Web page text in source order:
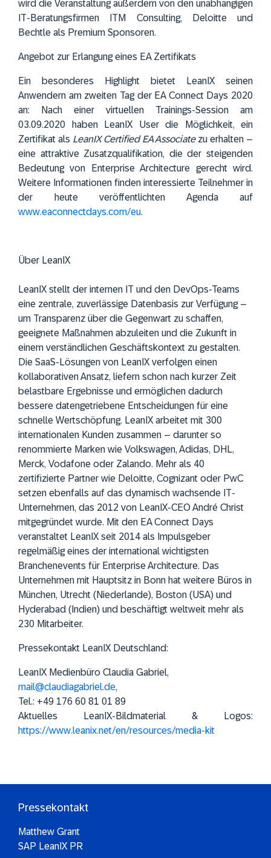
wird die Veranstaltung außerdem von den unabhängigen
IT-Beratungsfirmen
ITM Consulting, Deloitteund
Bechtle als Premium Sponsoren.
Angebot zur Erlangung eines EA Zertifikats
Ein besonderes Highlight bietet LeanIX seinen
Anwendern am zweiten Tag der EA Connect Days 2020
an: Nach einer virtuellen Trainings-Session am
03.09.2020 haben LeanIX User die Möglichkeit, ein
Zertifikat als LeanIX Certified EA Associate zu erhalten –
eine attraktive Zusatzqualifikation, die der steigenden
Bedeutung von Enterprise Architecture gerecht wird.
Weitere Informationen finden interessierte Teilnehmer in
der heute veröffentlichten Agenda auf
www.eaconnectdays.com/eu.
Über LeanIX
LeanIX stellt der internen IT und den DevOps-Teams
eine zentrale, zuverlässige Datenbasis zur Verfügung –
um Transparenz über die Gegenwart zu schaffen,
geeignete Maßnahmen abzuleiten und die Zukunft in
einem verständlichen Geschäftskontext zu gestalten.
Die SaaS-Lösungen von LeanIX verfolgen einen
kollaborativen Ansatz, liefern schon nach kurzer Zeit
belastbare Ergebnisse und ermöglichen dadurch
bessere datengetriebene Entscheidungen für eine
schnelle Wertschöpfung. LeanIX arbeitet mit 300
internationalen Kunden zusammen – darunter so
renommierte Marken wie Volkswagen, Adidas, DHL,
Merck, Vodafone oder Zalando. Mehr als 40
zertifizierte Partner wie Deloitte, Cognizant oder PwC
setzen ebenfalls auf das dynamisch wachsende IT-
Unternehmen, das 2012 von LeanIX-CEO André Christ
mitgegründet wurde. Mit den EA Connect Days
veranstaltet LeanIX seit 2014 als Impulsgeber
regelmäßig eines der international wichtigsten
Branchenevents für Enterprise Architecture. Das
Unternehmen mit Hauptsitz in Bonn hat weitere Büros in
München, Utrecht (Niederlande), Boston (USA) und
Hyderabad (Indien) und beschäftigt weltweit mehr als
230 Mitarbeiter.
Pressekontakt LeanIX Deutschland:
LeanIX Medienbüro Claudia Gabriel,
mail@claudiagabriel.de,
Tel.: +49 176 60 81 01 89
Aktuelles LeanIX-Bildmaterial & Logos:
https://www.leanix.net/en/resources/media-kit
Pressekontakt
Matthew Grant
SAP LeanIX PR